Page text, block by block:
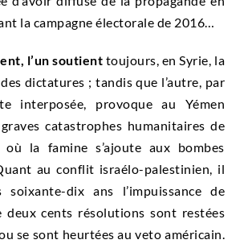
la campagne électorale de 2016…
l’un soutient toujours, en Syrie, la
dictatures ; tandis que l’autre, par
interposée, provoque au Yémen
catastrophes humanitaires de
où la famine s’ajoute aux bombes
au conflit israélo-palestinien, il
soixante-dix ans l’impuissance de
deux cents résolutions sont restées
se sont heurtées au veto américain.